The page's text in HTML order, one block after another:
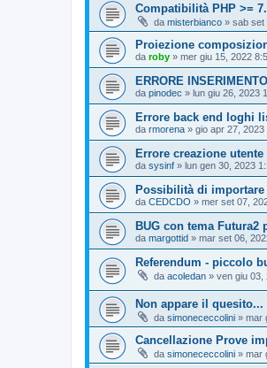
Compatibilità PHP >=
da misterbianco » sab set
Proiezione
da roby » mer giu 15, 2022
ERRORE
da pinodec » lun giu 26, 2023
Errore back end loghi
da rmorena » gio apr 27, 2023
Errore creazione
da sysinf » lun gen 30, 2023
Possibilità di
da CEDCDO » mer set 07,
BUG con tema Futura2
da margottid » mar set 06,
Referendum - piccolo
da acoledan » ven giu 03,
Non appare il quesito...
da simonececcolini » mar
Cancellazione Prove
da simonececcolini » mar